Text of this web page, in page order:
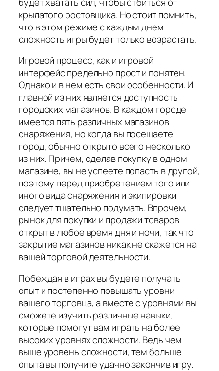
крылатого ростовщика. Но стоит помнить,
что в этом режиме с каждым днем
сложность игры будет только возрастать.
Игровой процесс, как и игровой
интерфейс предельно прост и понятен.
Однако и в нем есть свои особенности. И
главной из них является доступность
городских магазинов. В каждом городе
имеется пять различных магазинов
снаряжения, но когда вы посещаете
город, обычно открыто всего несколько
из них. Причем, сделав покупку в одном
магазине, вы не успеете попасть в другой,
поэтому перед приобретением того или
иного вида снаряжения и экипировки
следует тщательно подумать. Впрочем,
рынок для покупки и продажи товаров
открыт в любое время дня и ночи, так что
закрытие магазинов никак не скажется на
вашей торговой деятельности.
Побеждая в играх вы будете получать
опыт и постепенно повышать уровни
вашего торговца, а вместе с уровнями вы
сможете изучить различные навыки,
которые помогут вам играть на более
высоких уровнях сложности. Ведь чем
выше уровень сложности, тем больше
опыта вы получите удачно закончив игру.